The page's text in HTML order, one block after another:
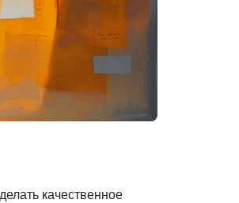
качественное